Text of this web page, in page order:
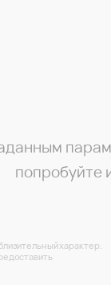
попробуйте
характер.